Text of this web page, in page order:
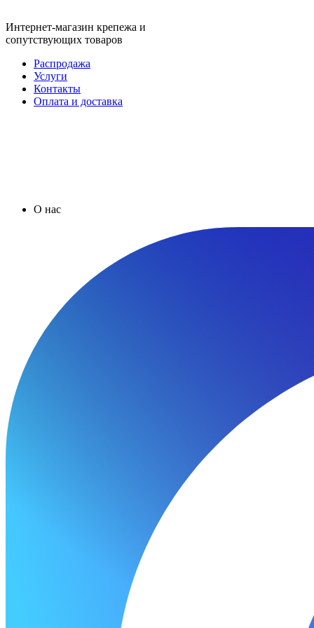
Интернет-магазин крепежа и
сопутствующих товаров
Распродажа
Услуги
Контакты
Оплата и доставка
О нас